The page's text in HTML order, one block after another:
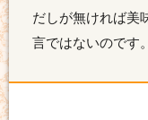
だしが無ければ美
言ではないのです。